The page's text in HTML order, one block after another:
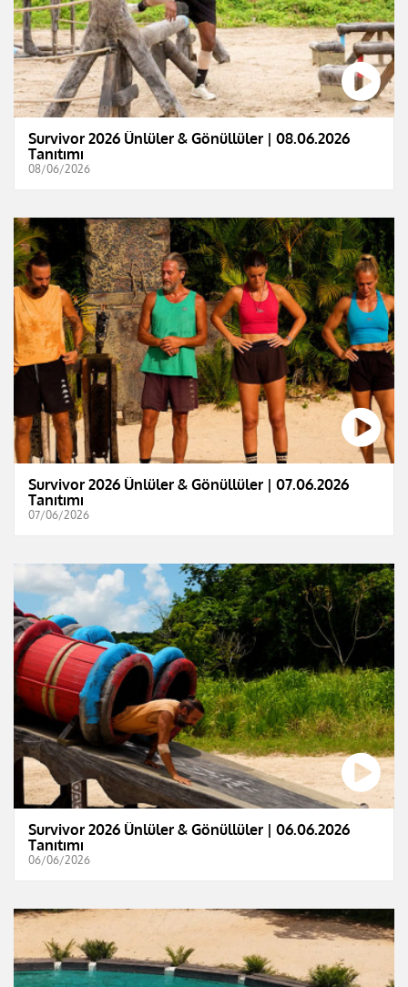
Survivor 2026 Ünlüler & Gönüllüler | 08.06.2026
Tanıtımı
08/06/2026
Survivor 2026 Ünlüler & Gönüllüler | 07.06.2026
Tanıtımı
07/06/2026
Survivor 2026 Ünlüler & Gönüllüler | 06.06.2026
Tanıtımı
06/06/2026